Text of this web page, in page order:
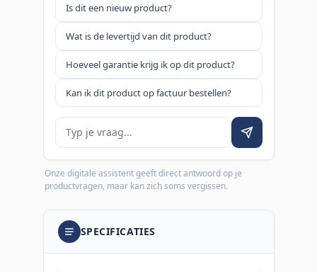
Is dit een nieuw product?
Wat is de levertijd van dit product?
Hoeveel garantie krijg ik op dit product?
Kan ik dit product op factuur bestellen?
Je vraag
Onze digitale assistent geeft direct antwoord op je
productvragen, maar kan zich soms vergissen.
SPECIFICATIES